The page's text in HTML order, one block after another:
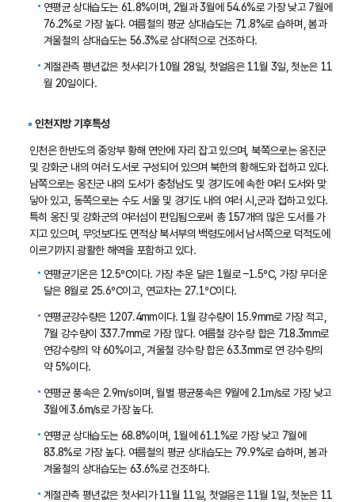
연평균 상대습도는 61.8%이며, 2월과 3월에 54.6%로 가장 낮고 7월에
76.2%로 가장 높다. 여름철의 평균 상대습도는 71.8%로 습하며, 봄과
겨울철의 상대습도는 56.3%로 상대적으로 건조하다.
계절관측 평년값은 첫서리가 10월 28일, 첫얼음은 11월 3일, 첫눈은 11
월 20일이다.
인천지방 기후특성
인천은 한반도의 중앙부 황해 연안에 자리 잡고 있으며, 북쪽으로는 옹진군
및 강화군 내의 여러 도서로 구성되어 있으며 북한의 황해도와 접하고 있다.
남쪽으로는 옹진군 내의 도서가 충청남도 및 경기도에 속한 여러 도서와 맞
닿아 있고, 동쪽으로는 수도 서울 및 경기도 내의 여러 시,군과 접하고 있다.
특히 옹진 및 강화군의 여러섬이 편입됨으로써 총 157개의 많은 도서를 가
지고 있으며, 무엇보다도 면적상 북서부의 백령도에서 남서쪽으로 덕적도에
이르기까지 광활한 해역을 포함하고 있다.
연평균기온은 12.5℃이다. 가장 추운 달은 1월로 –1.5℃, 가장 무더운
달은 8월로 25.6℃이고, 연교차는 27.1℃이다.
연평균강수량은 1207.4mm이다. 1월 강수량이 15.9mm로 가장 적고,
7월 강수량이 337.7mm로 가장 많다. 여름철 강수량 합은 718.3mm로
연강수량의 약 60%이고, 겨울철 강수량 합은 63.3mm로 연 강수량의
약 5%이다.
연평균 풍속은 2.9m/s이며, 월별 평균풍속은 9월에 2.1m/s로 가장 낮고
3월에 3.6m/s로 가장 높다.
연평균 상대습도는 68.8%이며, 1월에 61.1%로 가장 낮고 7월에
83.8%로 가장 높다. 여름철의 평균 상대습도는 79.9%로 습하며, 봄과
겨울철의 상대습도는 63.6%로 건조하다.
계절관측 평년값은 첫서리가 11월 11일, 첫얼음은 11월 1일, 첫눈은 11